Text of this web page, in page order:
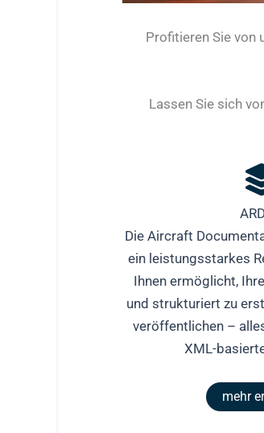
Profitieren Sie von
Lassen Sie sich
Die Aircraft
ein leistungsstarkes
Ihnen ermöglicht,
und strukturiert zu
veröffentlichen –
XML-
mehr